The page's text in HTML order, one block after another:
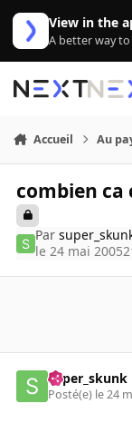
Aller au contenu
View in the
A better way
Accueil Au
combien ca
Par
le 24 mai 2005
super_skunk
Posté(e) le 24